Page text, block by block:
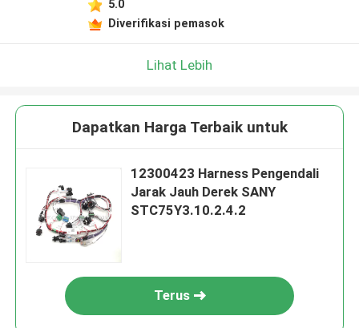
5.0
Diverifikasi pemasok
Lihat Lebih
Dapatkan Harga Terbaik untuk
12300423 Harness Pengendali
Jarak Jauh Derek SANY
STC75Y3.10.2.4.2
Terus